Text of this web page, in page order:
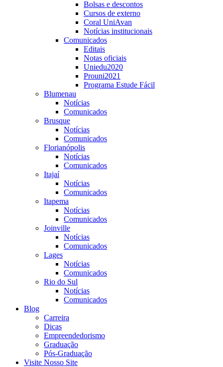
Bolsas e descontos
Cursos de externo
Coral UniAvan
Notícias institucionais
Comunicados
Editais
Notas oficiais
Uniedu2020
Prouni2021
Programa Estude Fácil
Blumenau
Notícias
Comunicados
Brusque
Notícias
Comunicados
Florianópolis
Notícias
Comunicados
Itajaí
Notícias
Comunicados
Itapema
Notícias
Comunicados
Joinville
Notícias
Comunicados
Lages
Notícias
Comunicados
Rio do Sul
Notícias
Comunicados
Blog
Carreira
Dicas
Empreendedorismo
Graduação
Pós-Graduação
Visite Nosso Site